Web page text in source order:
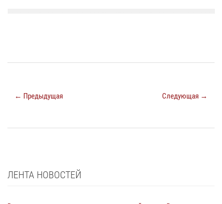
← Предыдущая Следующая →
ЛЕНТА НОВОСТЕЙ